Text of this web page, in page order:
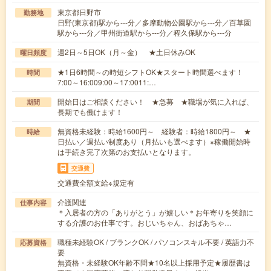
勤務地
東京都日野市
日野(東京都)駅から---分／多摩動物公園駅から---分／百草園
駅から---分／甲州街道駅から---分／程久保駅から---分
曜日頻度 週2日～5日OK（月～金） ★土日休みOK
時間
★1日6時間～の時短シフトOK★スタート時間選べます！
7:00～16:009:00～17:0011:…
期間
開始日はご相談ください！ ★急募 ★職場が気に入れば、
長期でも働けます！
時給
無資格未経験：時給1600円～ 経験者：時給1800円～ ★
日払い／週払い制度あり（月払いも選べます）※稼働開始時
は手続き完了次第のお支払いとなります。
交通費
交通費全額支給※規定有
仕事内容
介護関連
＊入居者の方の「ありがとう」が嬉しい＊お年寄りを笑顔に
する介護のお仕事です。おじいちゃん、おばあちゃ…
応募資格
職種未経験OK / ブランクOK / パソコンスキル不要 / 英語力不
要
無資格・未経験OK年齢不問★10名以上採用予定★履歴書は